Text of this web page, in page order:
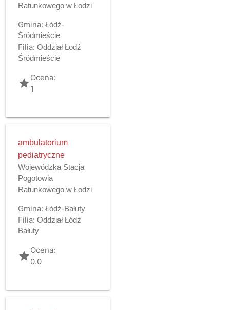
Ratunkowego w Łodzi
Gmina: Łódź-
Śródmieście
Filia: Oddział Łodź
Śródmieście
gradeOcena:
1
ambulatorium
pediatryczne
Wojewódzka Stacja
Pogotowia
Ratunkowego w Łodzi
Gmina: Łódź-Bałuty
Filia: Oddział Łódź
Bałuty
gradeOcena:
0.0